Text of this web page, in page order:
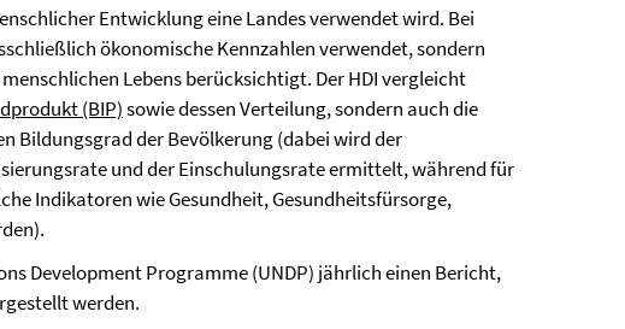
Entwicklung eine Landes verwendet wird. Bei
ökonomische Kennzahlen verwendet, sondern
Lebens berücksichtigt. Der HDI vergleicht
(BIP)sowie dessen Verteilung, sondern auch die
Bildungsgrad der Bevölkerung (dabei wird der
und der Einschulungsrate ermittelt, während für
Indikatoren wie Gesundheit, Gesundheitsfürsorge,
Development Programme (UNDP) jährlich einen Bericht,
werden.